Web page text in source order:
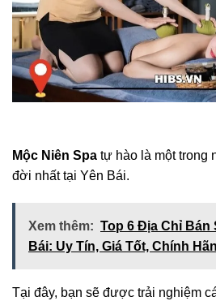
Mộc Niên Spa tự hào là một trong
đời nhất tại Yên Bái.
Xem thêm: Top 6 Địa Chỉ Bán
Bái: Uy Tín, Giá Tốt, Chính
Tại đây, bạn sẽ được trải nghiệm